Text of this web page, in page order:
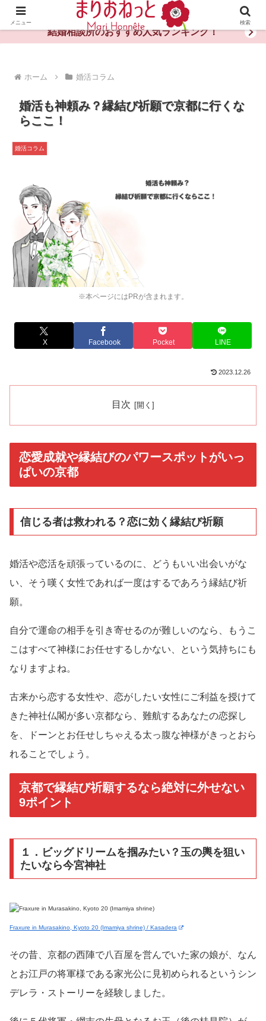
婚活や出会いの体験談・評判・秘訣がわかる情報サイト
結婚相談所のおすすめ人気ランキング！
ホーム 婚活コラム
婚活も神頼み？縁結び祈願で京都に行くな
らここ！
※本ページにはPRが含まれます。
婚活コラム
X Facebook Pocket LINE
2023.12.26
目次
恋愛成就や縁結びのパワースポットがいっ
ぱいの京都
信じる者は救われる？恋に効く縁結び祈願
婚活や恋活を頑張っているのに、どうもいい出会いがな
い、そう嘆く女性であれば一度はするであろう縁結び祈
願。
自分で運命の相手を引き寄せるのが難しいのなら、もうこ
こはすべて神様にお任せするしかない、という気持ちにも
なりますよね。
古来から恋する女性や、恋がしたい女性にご利益を授けて
きた神社仏閣が多い京都なら、難航するあなたの恋探し
を、ドーンとお任せしちゃえる太っ腹な神様がきっとおら
れることでしょう。
京都で縁結び祈願するなら絶対に外せない
9ポイント
１．ビッグドリームを掴みたい？玉の輿を狙い
たいなら今宮神社
Fraxure in Murasakino, Kyoto 20 (Imamiya shrine) / Kasadera
その昔、京都の西陣で八百屋を営んでいた家の娘が、なん
とお江戸の将軍様である家光公に見初められるというシン
デレラ・ストーリーを経験しました。
メニュー 検索